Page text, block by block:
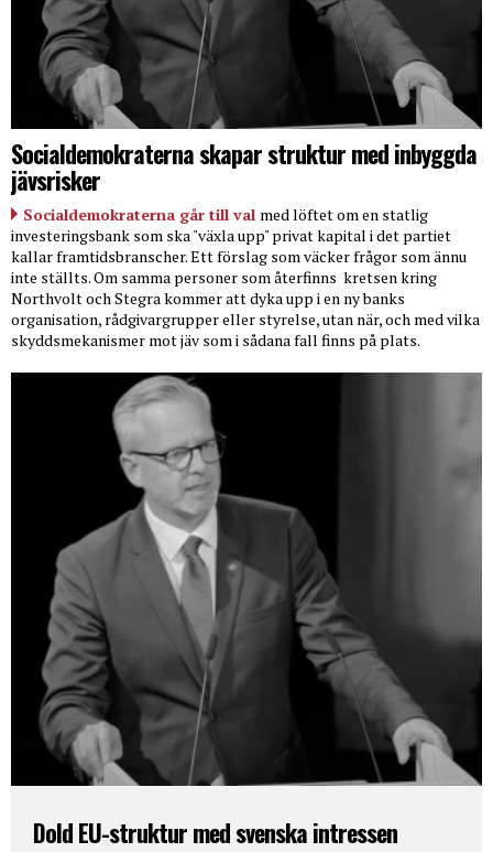
Socialdemokraterna skapar struktur med inbyggda
jävsrisker
Socialdemokraterna går till val med löftet om en statlig
investeringsbank som ska "växla upp" privat kapital i det partiet
kallar framtidsbranscher. Ett förslag som väcker frågor som ännu
inte ställts. Om samma personer som återfinns kretsen kring
Northvolt och Stegra kommer att dyka upp i en ny banks
organisation, rådgivargrupper eller styrelse, utan när, och med vilka
skyddsmekanismer mot jäv som i sådana fall finns på plats.
Dold EU-struktur med svenska intressen